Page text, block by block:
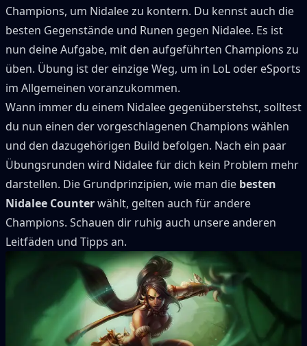
Champions, um Nidaleezu kontern. Du kennst auch die
besten Gegenstände und Runen gegen Nidalee. Es ist
nun deine Aufgabe, mit den aufgeführten Champions zu
üben. Übung ist der einzige Weg, um in LoL oder eSports
im Allgemeinen voranzukommen.
Wann immer du einem Nidalee gegenüberstehst, solltest
du nun einen der vorgeschlagenen Champions wählen
und den dazugehörigen Build befolgen. Nach ein paar
Übungsrunden wird Nidaleefür dich kein Problem mehr
darstellen. Die Grundprinzipien, wie man die besten
Nidalee Counterwählt, gelten auch für andere
Champions. Schauen dir ruhig auch unsere anderen
Leitfäden und Tipps an.